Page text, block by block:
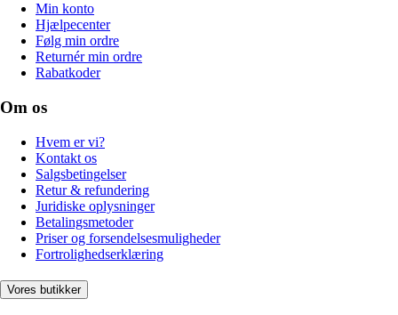
Min konto
Hjælpecenter
Følg min ordre
Returnér min ordre
Rabatkoder
Om os
Hvem er vi?
Kontakt os
Salgsbetingelser
Retur & refundering
Juridiske oplysninger
Betalingsmetoder
Priser og forsendelsesmuligheder
Fortrolighedserklæring
Vores butikker